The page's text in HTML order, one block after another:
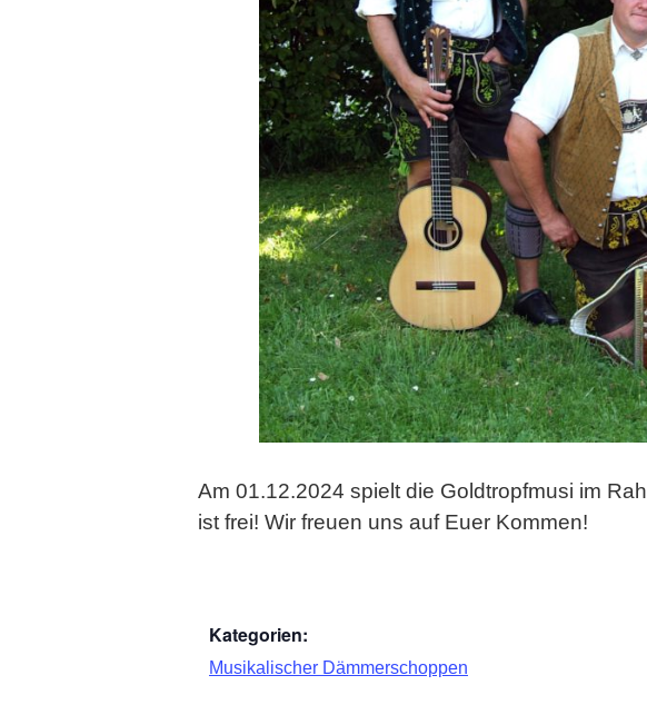
Am 01.12.2024 spielt die Goldtropfmusi im
ist frei! Wir freuen uns auf Euer Kommen!
Kategorien:
Musikalischer Dämmerschoppen